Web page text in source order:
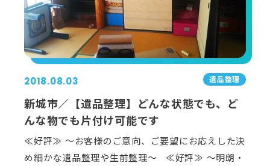
2018.08.03 遺品整理
新城市／【遺品整理】どんな状態でも、ど
んな物でも片付け可能です
≪好評≫ ～お客様のご意向、ご要望にお応えした決
め細かな遺品整理や生前整理～ ≪好評≫ ～明朗・